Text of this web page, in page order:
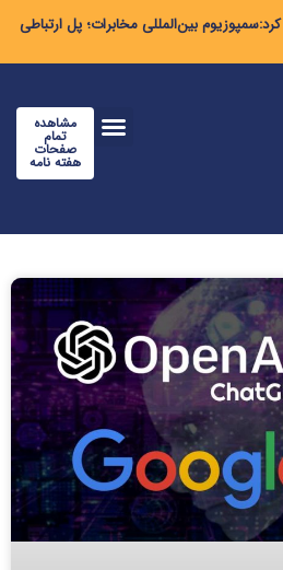
بین‌المللی مخابرات؛ پل ارتباطی
مشاهده
تمام
صفحات
هفته نامه